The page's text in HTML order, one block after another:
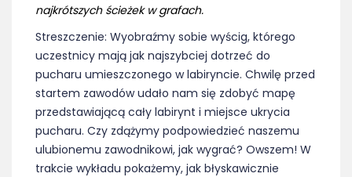
najkrótszych ścieżek w grafach.
Streszczenie: Wyobraźmy sobie wyścig, którego
uczestnicy mają jak najszybciej dotrzeć do
pucharu umieszczonego w labiryncie. Chwilę przed
startem zawodów udało nam się zdobyć mapę
przedstawiającą cały labirynt i miejsce ukrycia
pucharu. Czy zdążymy podpowiedzieć naszemu
ulubionemu zawodnikowi, jak wygrać? Owszem! W
trakcie wykładu pokażemy, jak błyskawicznie